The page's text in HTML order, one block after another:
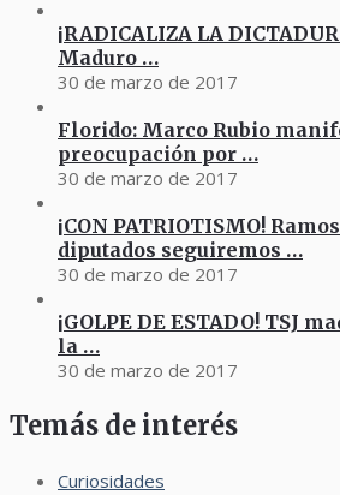
¡RADICALIZA LA
Maduro …
30 de marzo de 2017
Florido: Marco Rubio
preocupación por …
30 de marzo de 2017
¡CON PATRIOTISMO!
diputados seguiremos …
30 de marzo de 2017
¡GOLPE DE ESTADO! TSJ
la …
30 de marzo de 2017
Temás de interés
Curiosidades